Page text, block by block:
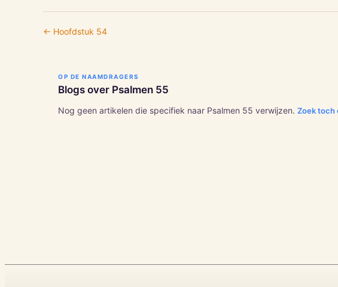
← Hoofdstuk 54
OP DE NAAMDRAGERS
Blogs over Psalmen 55
Nog geen artikelen die specifiek naar Psalmen 55 verwijzen. Zoek toch